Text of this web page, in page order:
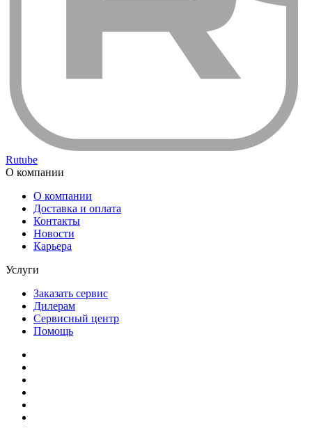
Rutube
О компании
О компании
Доставка и оплата
Контакты
Новости
Карьера
Услуги
Заказать сервис
Дилерам
Сервисный центр
Помощь